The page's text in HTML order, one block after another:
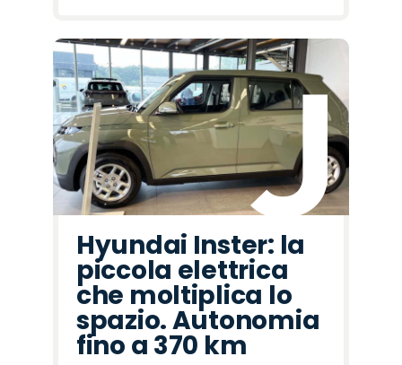
Hyundai Inster: la
piccola elettrica
che moltiplica lo
spazio. Autonomia
fino a 370 km